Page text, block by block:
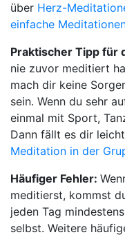
über Herz-
einfache
Praktischer Tipp für
nie zuvor meditiert
mach dir keine
sein. Wenn du sehr
einmal mit Sport,
Dann fällt es dir
Meditation in der
Häufiger Fehler:
meditierst, kommst
jeden Tag
selbst. Weitere